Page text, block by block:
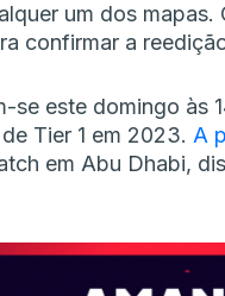
um dos
confirmar a
se este domingo às
Tier 1 em 2023. A
em Abu Dhabi,